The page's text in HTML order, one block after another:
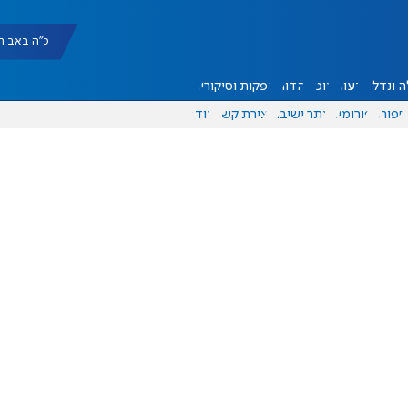
כ"ה באב תשפ"ו
ונדל"ן דעות אוכל יהדות הפקות וסיקורים
ספורט פורומים אתר ישיבה יצירת קשר עוד